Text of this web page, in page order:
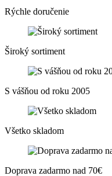
Rýchle doručenie
Široký sortiment
S vášňou od roku 2005
Všetko skladom
Doprava zadarmo nad 70€